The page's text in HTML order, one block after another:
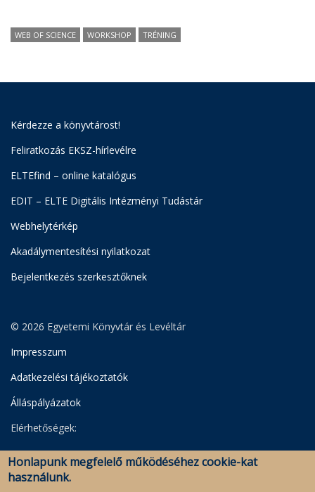
WEB OF SCIENCE WORKSHOP TRÉNING
Kérdezze a könyvtárost!
Feliratkozás EKSZ-hírlevélre
ELTEfind – online katalógus
EDIT – ELTE Digitális Intézményi Tudástár
Webhelytérkép
Akadálymentesítési nyilatkozat
Bejelentkezés szerkesztőknek
© 2026 Egyetemi Könyvtár és Levéltár
Impresszum
Adatkezelési tájékoztatók
Álláspályázatok
Elérhetőségek:
Egyetemi Könyvtár
Levéltár
Honlapunk megfelelő működéséhez cookie-kat
használunk.